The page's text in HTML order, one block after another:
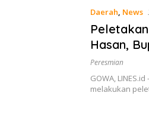
Daerah, News
Hasan,
Peresmian
GOWA,
melakukan